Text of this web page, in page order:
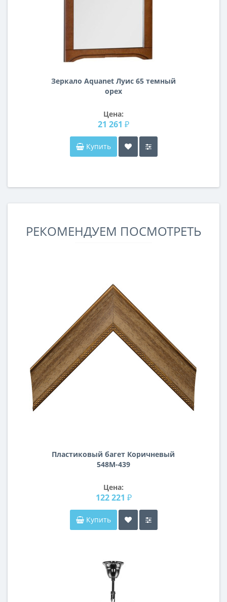
Зеркало Aquanet Луис 65 темный
орех
Цена:
21 261 ₽
Купить
РЕКОМЕНДУЕМ ПОСМОТРЕТЬ
Пластиковый багет Коричневый
548M-439
Цена:
122 221 ₽
Купить